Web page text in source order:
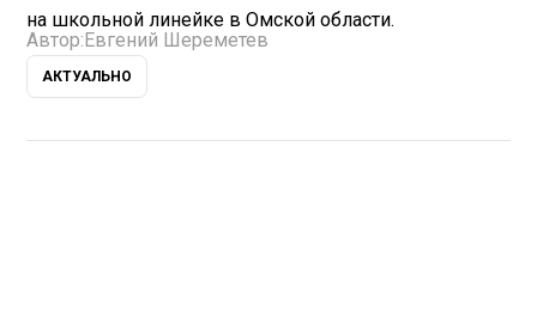
на школьной линейке в Омской области.
Автор:Евгений Шереметев
АКТУАЛЬНО